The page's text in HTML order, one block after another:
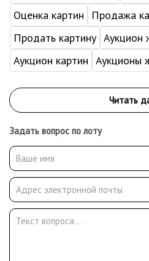
Оценка картин
Продажа
Продать картину Аукцион
Аукцион картин Аукционы
Задать вопрос по лоту